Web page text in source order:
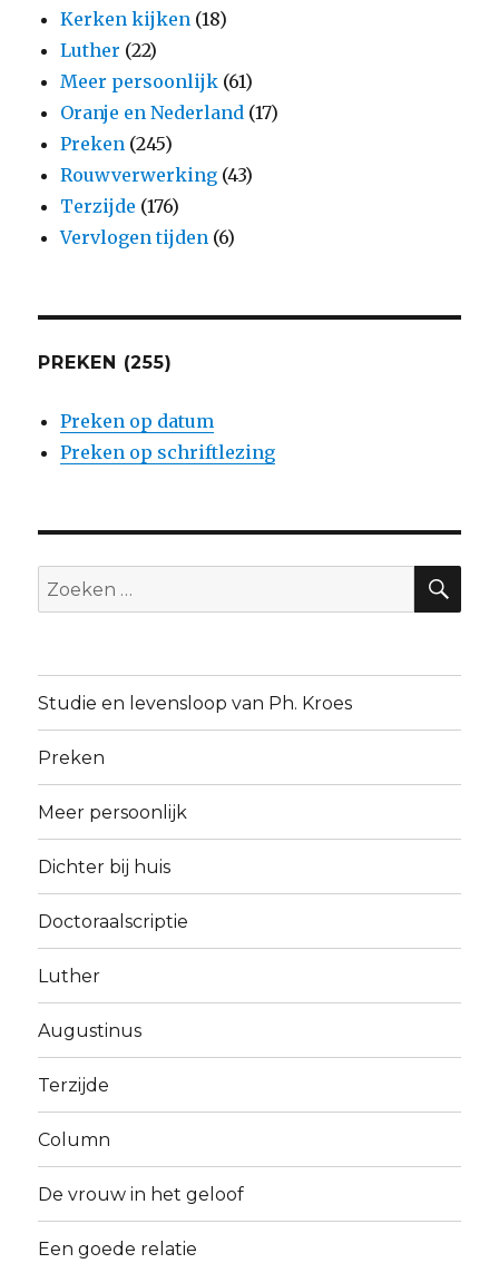
Kerken kijken (18)
Luther (22)
Meer persoonlijk (61)
Oranje en Nederland (17)
Preken (245)
Rouwverwerking (43)
Terzijde (176)
Vervlogen tijden (6)
PREKEN (255)
Preken op datum
Preken op schriftlezing
Zoeken
naar:
Studie en levensloop van Ph. Kroes
Preken
Meer persoonlijk
Dichter bij huis
Doctoraalscriptie
Luther
Augustinus
Terzijde
Column
De vrouw in het geloof
Een goede relatie